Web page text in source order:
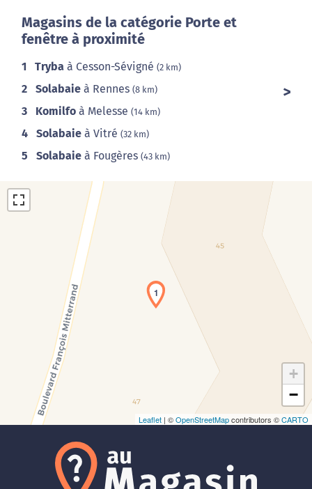
Magasins de la catégorie Porte et
fenêtre à proximité
1 Tryba à Cesson-Sévigné (2 km)
2 Solabaie à Rennes (8 km)
3 Komilfo à Melesse (14 km)
4 Solabaie à Vitré (32 km)
5 Solabaie à Fougères (43 km)
Chargement de la carte en cours...
1
+
−
Leaflet | ©OpenStreetMapcontributors ©CARTO